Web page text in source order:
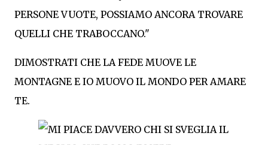
PERSONE VUOTE, POSSIAMO ANCORA TROVARE
QUELLI CHE TRABOCCANO."
DIMOSTRATI CHE LA FEDE MUOVE LE
MONTAGNE E IO MUOVO IL MONDO PER AMARE
TE.